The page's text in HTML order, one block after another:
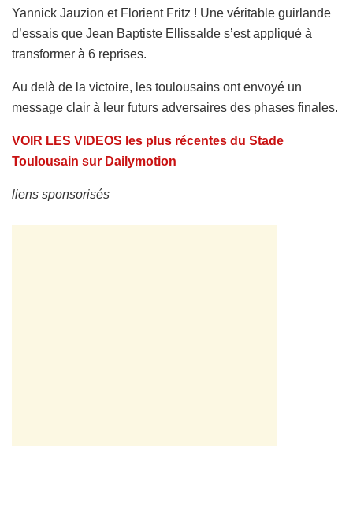
Yannick Jauzion et Florient Fritz ! Une véritable guirlande
d’essais que Jean Baptiste Ellissalde s’est appliqué à
transformer à 6 reprises.
Au delà de la victoire, les toulousains ont envoyé un
message clair à leur futurs adversaires des phases finales.
VOIR LES VIDEOS les plus récentes du Stade
Toulousain sur Dailymotion
liens sponsorisés